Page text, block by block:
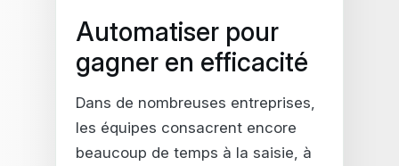
Automatiser pour
gagner en efficacité
Dans de nombreuses entreprises,
les équipes consacrent encore
beaucoup de temps à la saisie, à